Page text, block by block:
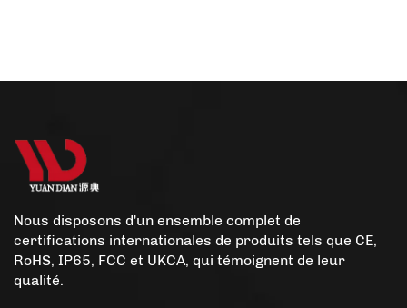
Nous disposons d'un ensemble complet de
certifications internationales de produits tels que CE,
RoHS, IP65, FCC et UKCA, qui témoignent de leur
qualité.